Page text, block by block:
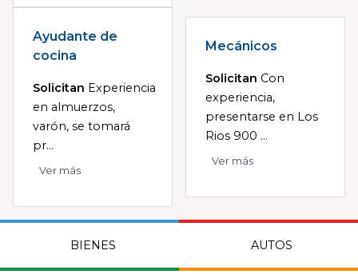
Ayudante de
cocina
Solicitan Experiencia
en almuerzos,
varón, se tomará
pr...
Ver más
Mecánicos
Solicitan Con
experiencia,
presentarse en Los
Rios 900 ...
Ver más
BIENES AUTOS